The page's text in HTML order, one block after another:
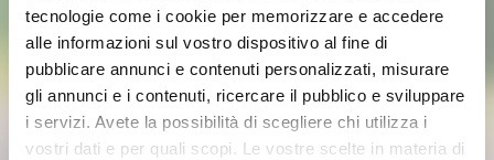
tecnologie come i cookie per memorizzare e accedere
alle informazioni sul vostro dispositivo al fine di
pubblicare annunci e contenuti personalizzati, misurare
gli annunci e i contenuti, ricercare il pubblico e sviluppare
i servizi. Avete la possibilità di scegliere chi utilizza i
vostri dati e per quali scopi. Le vostre scelte in materia di
Lettal'informativasul trattamento dei dati personali,
Cliccando sul pulsante di invio, confermo la richiesta del servizio
indicato al punto a) dell’informativa, il consenso al trattamento dei
dati per le finalità del servizio e con le modalità di trattamento
previste nell’informativa medesima, incluso l’eventuale trattamento